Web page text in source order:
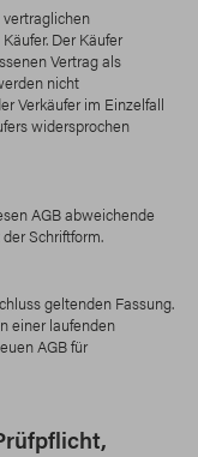
vertraglichen
Der Käufer
Vertrag als
nicht
Verkäufer im Einzelfall
widersprochen
AGB abweichende
Schriftform.
geltenden Fassung.
einer laufenden
AGB für